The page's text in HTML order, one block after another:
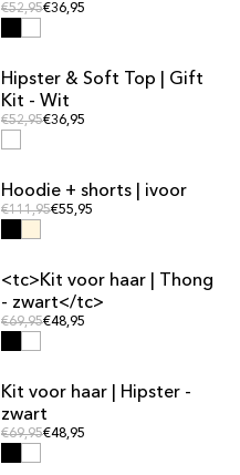
Reguliere prijs
€52,95Reguliere prijs
€36,95
KIT DEAL
Hipster & Soft Top | Gift
Kit - Wit
Reguliere prijs
€52,95Reguliere prijs
€36,95
KIT DEAL
Hoodie + shorts | ivoor
Reguliere prijs
€111,95Reguliere prijs
€55,95
KIT DEAL
<tc>Kit voor haar | Thong
- zwart</tc>
Reguliere prijs
€69,95Reguliere prijs
€48,95
KIT DEAL
Kit voor haar | Hipster -
zwart
Reguliere prijs
€69,95Reguliere prijs
€48,95